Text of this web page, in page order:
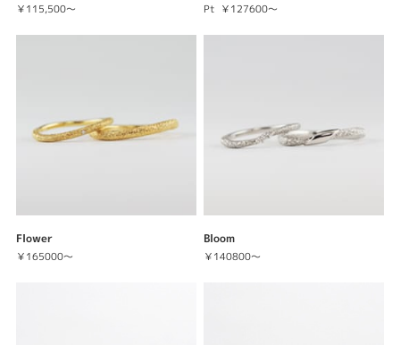
￥115,500～ Pt ￥127600～
Flower
￥165000～
Bloom
￥140800～